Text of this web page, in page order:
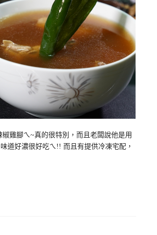
雞腳ㄟ~真的很特別，而且老闆說他是用
道好濃很好吃ㄟ!! 而且有提供冷凍宅配，